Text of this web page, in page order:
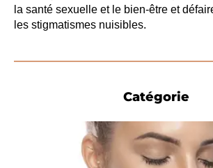
la santé sexuelle et le bien-être et
les stigmatismes nuisibles.
Catégorie